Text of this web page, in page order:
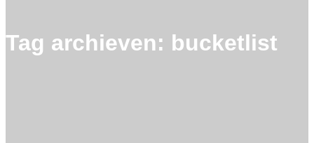
Tag archieven: bucketlist